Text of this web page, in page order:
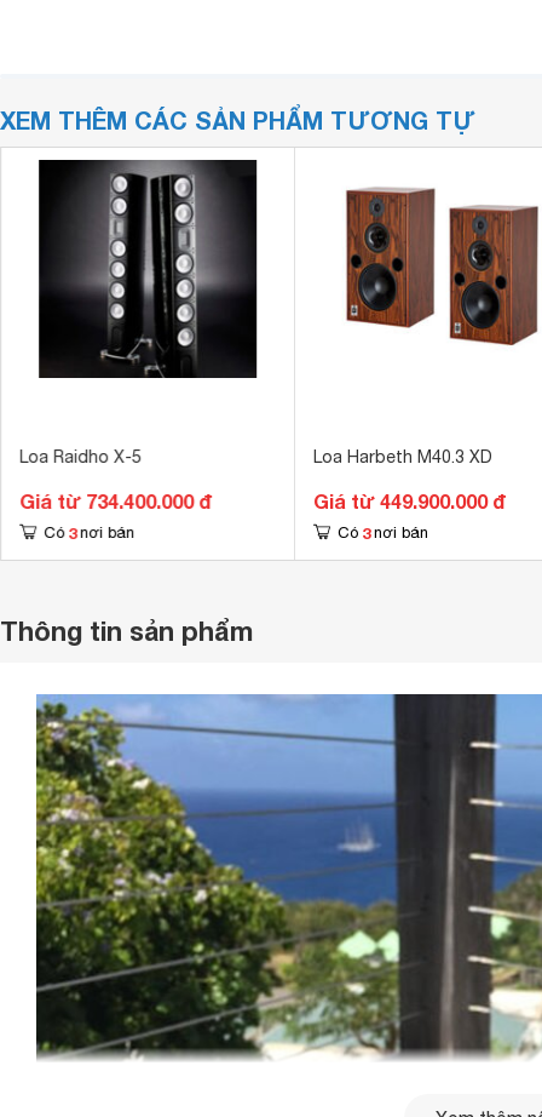
XEM THÊM CÁC SẢN PHẨM TƯƠNG TỰ
Loa Raidho X-5
Giá từ 734.400.000 đ
Có 3 nơi bán
Loa Harbeth M40.3 XD
Giá từ 449.900.000 đ
Có 3 nơi bán
Thông tin sản phẩm